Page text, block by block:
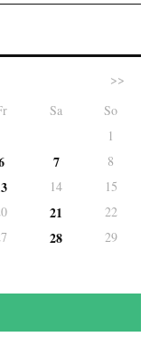
>>
Sa
So
1
7
8
14
15
21
22
28 29